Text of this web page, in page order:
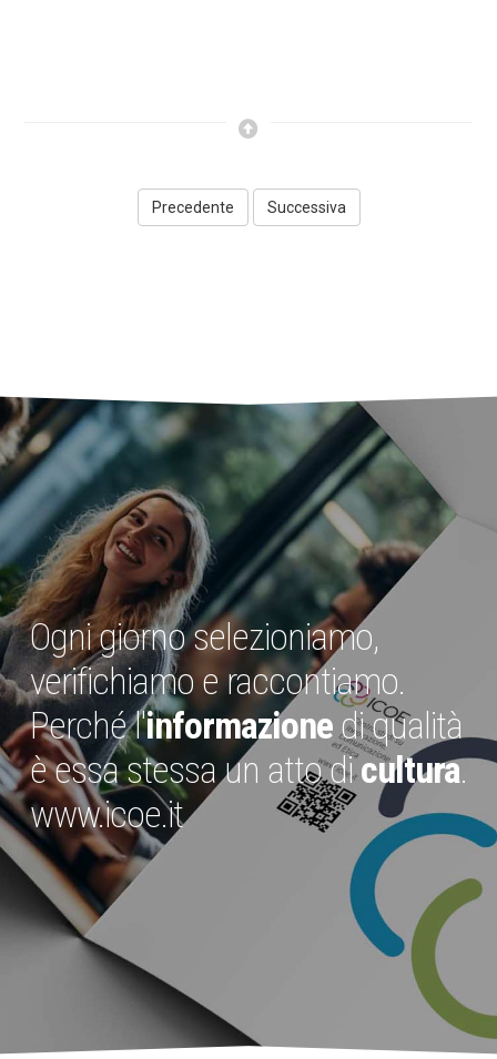
Precedente
Ogni giorno selezioniamo,
verifichiamo e raccontiamo.
Perché l'informazionedi qualità
è essa stessa un atto dicultura.
www.icoe.it